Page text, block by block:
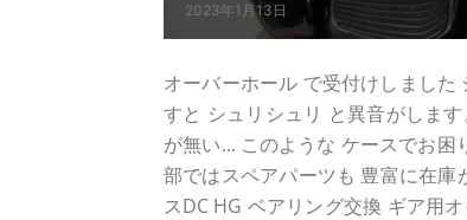
2023年1月13日
オーバーホール で受付けしました
すと シュリシュリ と異音がしま
が無い... このような ケースでお
部ではスペアパーツも 豊富に在
スDC HG ベアリング交換 ギア用